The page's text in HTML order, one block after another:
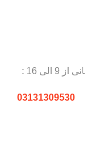
9 الی 16 :
03131309530